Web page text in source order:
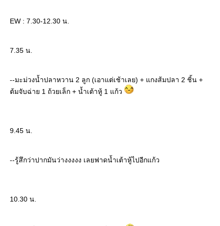
EW : 7.30-12.30 น.
7.35 น.
--มะม่วงน้ำปลาหวาน 2 ลูก (เอาแต่เช้าเลย) + แกงส้มปลา 2 ชิ้น +
ต้มจับฉ่าย 1 ถ้วยเล็ก + น้ำเต้าหู้ 1 แก้ว
9.45 น.
--รู้สึกว่าปากมันว่างงงงง เลยฟาดน้ำเต้าหู้ไปอีกแก้ว
10.30 น.